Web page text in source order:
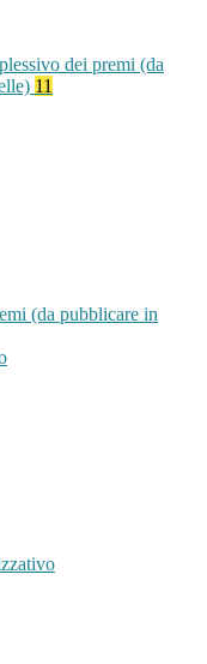
dei premi (da
11
(da pubblicare in